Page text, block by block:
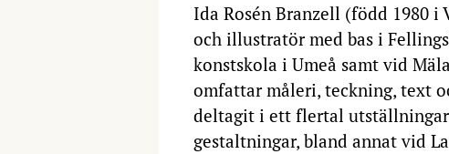
Ida Rosén Branzell (född 1980 i
och illustratör med bas i
konstskola i Umeå samt vid
omfattar måleri, teckning, text
deltagit i ett flertal
gestaltningar, bland annat vid